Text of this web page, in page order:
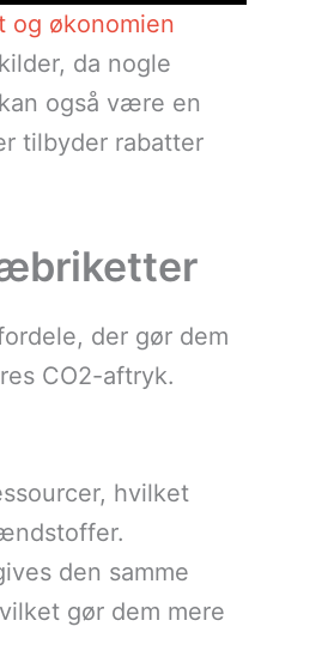
økonomien
da nogle
også være en
tilbyder rabatter
der gør dem
CO2-aftryk.
hvilket
den samme
gør dem mere